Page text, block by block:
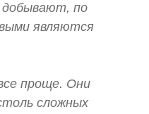
по
являются
проще. Они
сложных